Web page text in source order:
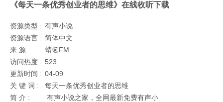
《每天一条优秀创业者的思维》在线收听下载
资源类型 : 有声小说
资源语言 : 简体中文
来 源 :
蜻蜓FM
访问热度 : 523
更新时间 : 04-09
关 键 词 :
每天一条优秀创业者的思维
简 介 :
有声小说之家，全网最新免费有声小